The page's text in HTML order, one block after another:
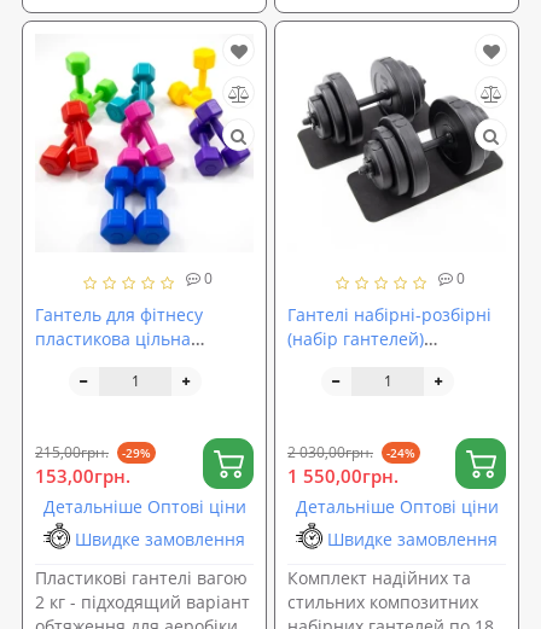
0
Гантель для фітнесу
пластикова цільна
2 кг (OF-0115)
215,00грн. -29%
153,00грн.
Детальніше Оптові ціни
Швидке замовлення
Пластикові гантелі вагою
2 кг - підходящий варіант
0
Гантелі набірні-розбірні
(набір гантелей)
2шт по 18 кг (OF-0176)
2 030,00грн. -24%
1 550,00грн.
Детальніше Оптові ціни
Швидке замовлення
Комплект надійних та
стильних композитних